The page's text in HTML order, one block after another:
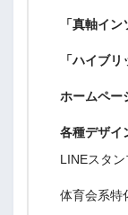
「真軸イン
「ハイブ
ホームペー
各種デザイ
LINEスタン
体育会系特